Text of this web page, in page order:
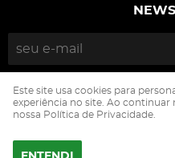
Este site usa cookies para
experiência no site. Ao
nossa Política de Privacidade.